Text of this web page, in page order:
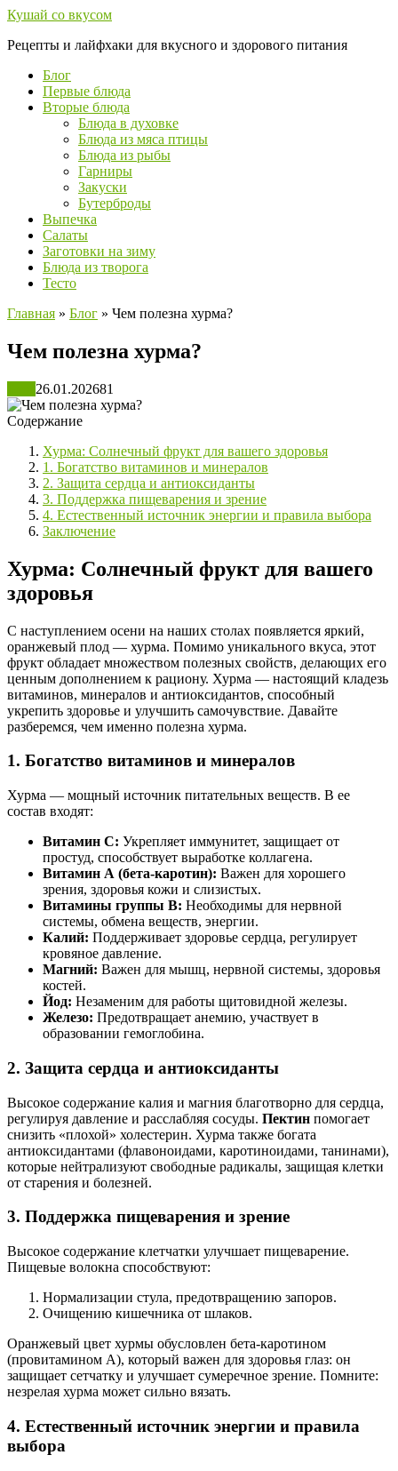
Перейти
контенту
Кушай со вкусом
Рецепты и лайфхаки для вкусного и здорового питания
Блог
Первые блюда
Вторые блюда
Блюда в духовке
Блюда из мяса птицы
Блюда из рыбы
Гарниры
Закуски
Бутерброды
Выпечка
Салаты
Заготовки на зиму
Блюда из творога
Тесто
Главная » Блог » Чем полезна хурма?
Чем полезна хурма?
26.01.202681
Содержание
Хурма: Солнечный фрукт для вашего здоровья
1. Богатство витаминов и минералов
2. Защита сердца и антиоксиданты
3. Поддержка пищеварения и зрение
4. Естественный источник энергии и правила выбора
Заключение
Хурма: Солнечный фрукт для вашего
здоровья
С наступлением осени на наших столах появляется яркий,
оранжевый плод — хурма. Помимо уникального вкуса, этот
фрукт обладает множеством полезных свойств, делающих его
ценным дополнением к рациону. Хурма — настоящий кладезь
витаминов, минералов и антиоксидантов, способный
укрепить здоровье и улучшить самочувствие. Давайте
разберемся, чем именно полезна хурма.
1. Богатство витаминов и минералов
Хурма — мощный источник питательных веществ. В ее
состав входят:
Витамин С: Укрепляет иммунитет, защищает от
простуд, способствует выработке коллагена.
Витамин А (бета-каротин): Важен для хорошего
зрения, здоровья кожи и слизистых.
Витамины группы В: Необходимы для нервной
системы, обмена веществ, энергии.
Калий: Поддерживает здоровье сердца, регулирует
кровяное давление.
Магний: Важен для мышц, нервной системы, здоровья
костей.
Йод: Незаменим для работы щитовидной железы.
Железо: Предотвращает анемию, участвует в
образовании гемоглобина.
2. Защита сердца и антиоксиданты
Высокое содержание калия и магния благотворно для сердца,
регулируя давление и расслабляя сосуды. Пектин помогает
снизить «плохой» холестерин. Хурма также богата
антиоксидантами (флавоноидами, каротиноидами, танинами),
которые нейтрализуют свободные радикалы, защищая клетки
от старения и болезней.
3. Поддержка пищеварения и зрение
Высокое содержание клетчатки улучшает пищеварение.
Пищевые волокна способствуют:
Нормализации стула, предотвращению запоров.
Очищению кишечника от шлаков.
Оранжевый цвет хурмы обусловлен бета-каротином
(провитамином А), который важен для здоровья глаз: он
защищает сетчатку и улучшает сумеречное зрение. Помните:
незрелая хурма может сильно вязать.
4. Естественный источник энергии и правила
выбора